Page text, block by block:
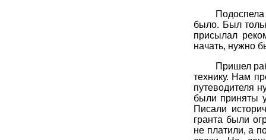
было. Был
присылал
начать, нужно
Пришел
технику. Нам
путеводителя
были приняты
Писали
гранта были
не платили, а